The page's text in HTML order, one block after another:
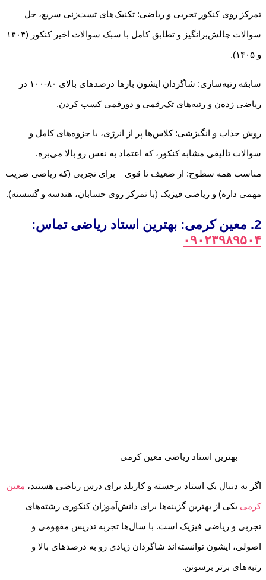
تمرکز روی کنکور تجربی و ریاضی: تکنیک‌های تست‌زنی سریع، حل
سوالات چالش‌برانگیز و تطابق کامل با سبک سوالات اخیر کنکور (۱۴۰۴
و ۱۴۰۵).
سابقه رتبه‌سازی: شاگردان ایشون بارها درصدهای بالای ۸۰-۱۰۰ در
ریاضی زده‌ن و رتبه‌های تک‌رقمی و دو‌رقمی کسب کردن.
روش جذاب و انگیزشی: کلاس‌ها پر از انرژی، با جزوه‌های کامل و
سوالات تالیفی مشابه کنکور، که اعتماد به نفس رو بالا می‌بره.
مناسب همه سطوح: از ضعیف تا قوی – برای تجربی (که ریاضی ضریب
مهمی داره) و ریاضی فیزیک (با تمرکز روی حسابان، هندسه و گسسته).
2. معین کرمی: بهترین استاد ریاضی تماس:
۰۹۰۲۳۹۸۹۵۰۴
بهترین استاد ریاضی معین کرمی
اگر به دنبال یک استاد برجسته و کاربلد برای درس ریاضی هستید، معین
کرمی یکی از بهترین گزینه‌ها برای دانش‌آموزان کنکوری رشته‌های
تجربی و ریاضی فیزیک است. با سال‌ها تجربه تدریس مفهومی و
اصولی، ایشون توانسته‌اند شاگردان زیادی رو به درصدهای بالا و
رتبه‌های برتر برسونن.